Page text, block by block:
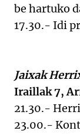
be hartuko
17.30.- Idi
Jaixak
Iraillak 7,
21.30.-
23.00.-